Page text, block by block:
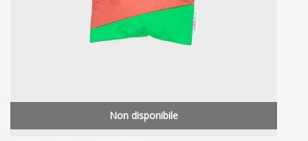
Non disponibile